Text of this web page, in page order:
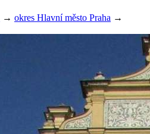
→ okres Hlavní město Praha →